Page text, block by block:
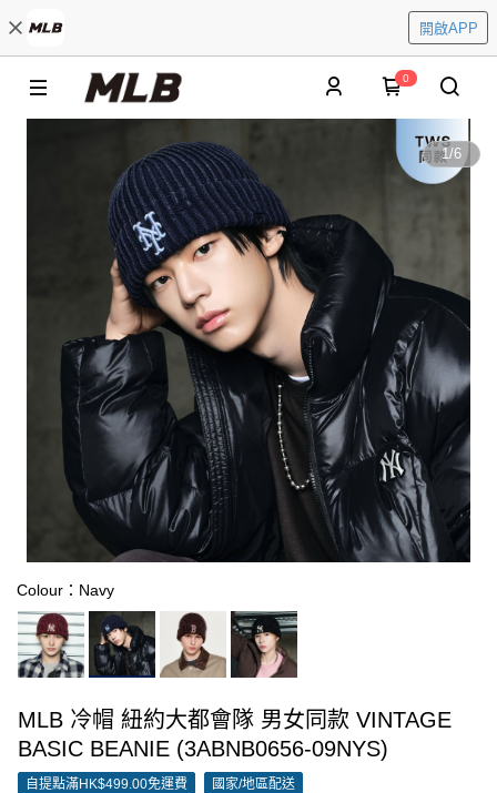
開啟APP
0
1/6
Colour：Navy
MLB 冷帽 紐約大都會隊 男女同款 VINTAGE
BASIC BEANIE (3ABNB0656-09NYS)
自提點滿HK$499.00免運費 國家/地區配送